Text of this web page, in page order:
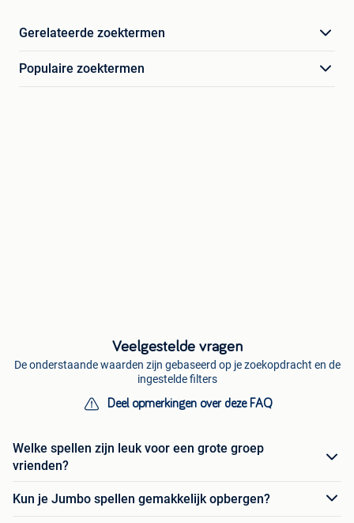
Gerelateerde zoektermen
Populaire zoektermen
Veelgestelde vragen
De onderstaande waarden zijn gebaseerd op je zoekopdracht en de
ingestelde filters
Deel opmerkingen over deze FAQ
Welke spellen zijn leuk voor een grote groep
vrienden?
Kun je Jumbo spellen gemakkelijk opbergen?